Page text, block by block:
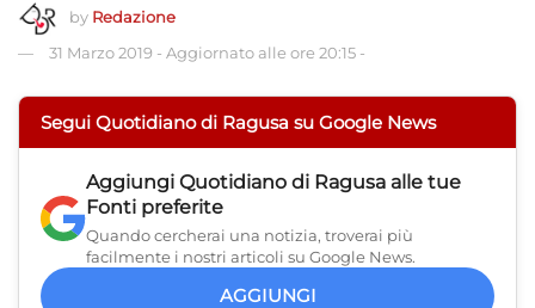
by Redazione
31 Marzo 2019 - Aggiornato alle ore 20:15 -
Segui Quotidiano di Ragusa su Google News
Aggiungi Quotidiano di Ragusa alle tue
Fonti preferite
Quando cercherai una notizia, troverai più
facilmente i nostri articoli su Google News.
AGGIUNGI